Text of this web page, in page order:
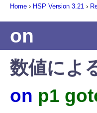
Home › HSP Version 3.21 ›
on
数値によ
on p1